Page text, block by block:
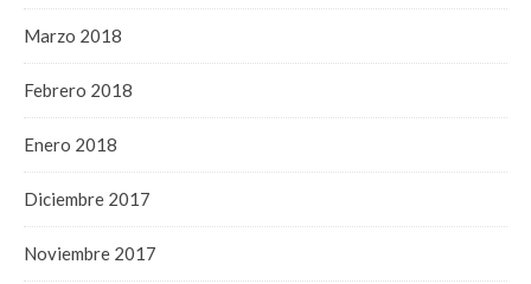
Marzo 2018
Febrero 2018
Enero 2018
Diciembre 2017
Noviembre 2017